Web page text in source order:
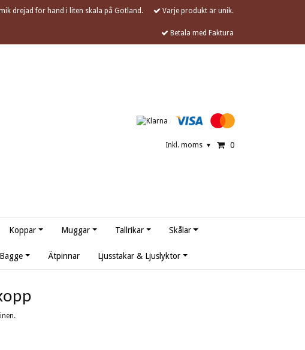
drejad för hand i liten skala på Gotland. Varje produkt är unik.
Betala med Faktura
Inkl. moms ▾ 0
Koppar Muggar Tallrikar Skålar
Ätpinnar Ljusstakar & Ljuslyktor